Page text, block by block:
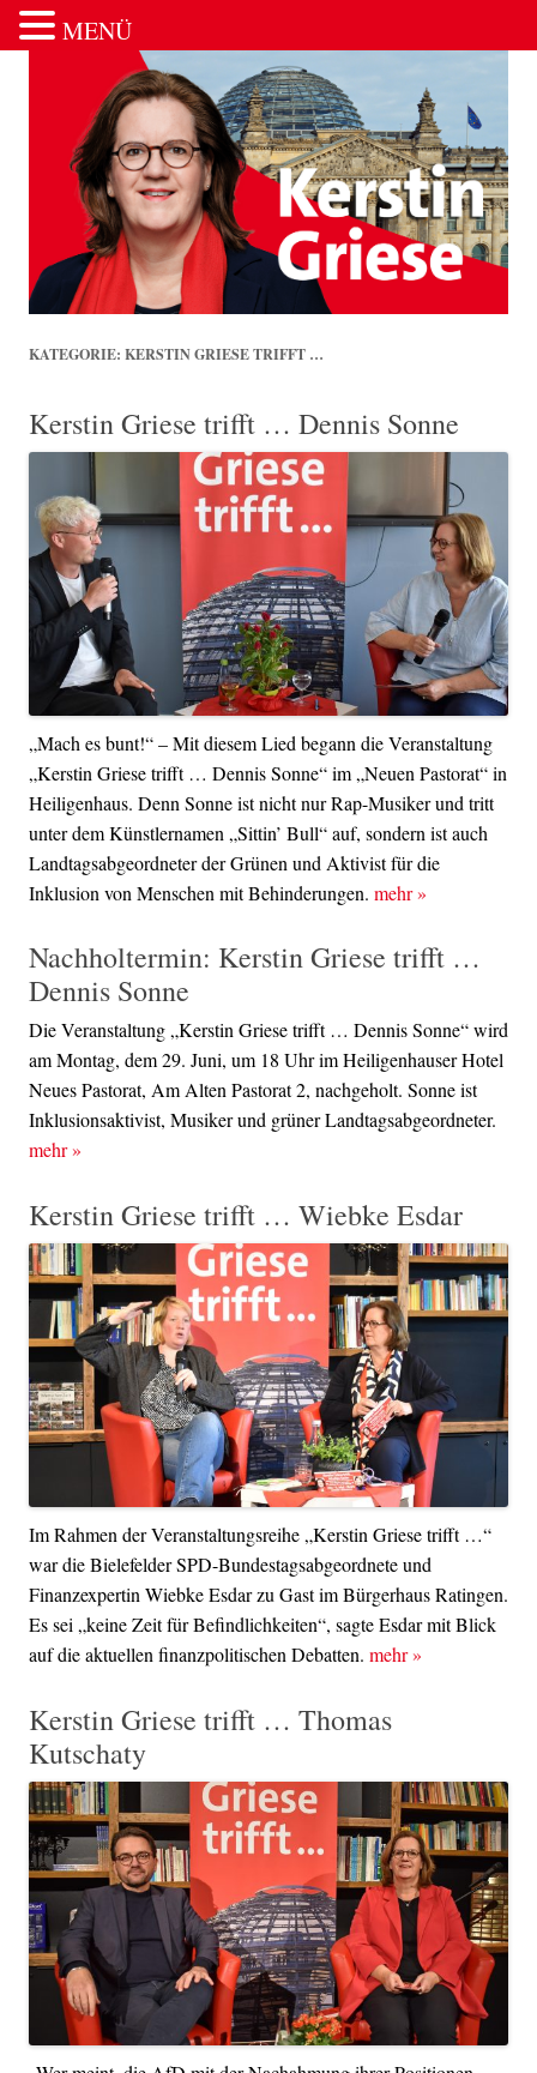
Zum Inhalt springen
KATEGORIE: KERSTIN GRIESE TRIFFT …
Kerstin Griese trifft … Dennis Sonne
„Mach es bunt!“ – Mit diesem Lied begann die Veranstaltung
„Kerstin Griese trifft … Dennis Sonne“ im „Neuen Pastorat“ in
Heiligenhaus. Denn Sonne ist nicht nur Rap-Musiker und tritt
unter dem Künstlernamen „Sittin’ Bull“ auf, sondern ist auch
Landtagsabgeordneter der Grünen und Aktivist für die
Inklusion von Menschen mit Behinderungen. mehr»
Nachholtermin: Kerstin Griese trifft …
Dennis Sonne
Die Veranstaltung „Kerstin Griese trifft … Dennis Sonne“ wird
am Montag, dem 29. Juni, um 18 Uhr im Heiligenhauser Hotel
Neues Pastorat, Am Alten Pastorat 2, nachgeholt. Sonne ist
Inklusionsaktivist, Musiker und grüner Landtagsabgeordneter.
mehr»
Kerstin Griese trifft … Wiebke Esdar
Im Rahmen der Veranstaltungsreihe „Kerstin Griese trifft …“
war die Bielefelder SPD-Bundestagsabgeordnete und
Finanzexpertin Wiebke Esdar zu Gast im Bürgerhaus Ratingen.
Es sei „keine Zeit für Befindlichkeiten“, sagte Esdar mit Blick
auf die aktuellen finanzpolitischen Debatten. mehr»
Kerstin Griese trifft … Thomas
Kutschaty
MENÜ